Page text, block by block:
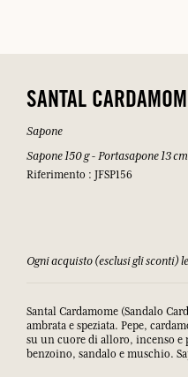
SANTAL
Sapone
Sapone 150 g - Portasapone 13 cm
Riferimento : JFSP156
Ogni acquisto (esclusi gli sconti)
Santal Cardamome (Sandalo
ambrata e speziata. Pepe,
su un cuore di alloro, incenso
benzoino, sandalo e muschio.